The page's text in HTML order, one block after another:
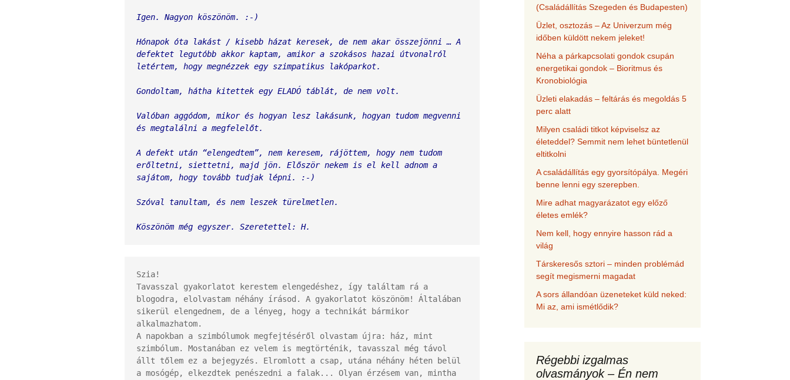
Igen. Nagyon köszönöm. :-)
Hónapok óta lakást / kisebb házat keresek, de nem akar összejönni … A
defektet legutóbb akkor kaptam, amikor a szokásos hazai útvonalról
letértem, hogy megnézzek egy szimpatikus lakóparkot.
Gondoltam, hátha kitettek egy ELADÓ táblát, de nem volt.
Valóban aggódom, mikor és hogyan lesz lakásunk, hogyan tudom megvenni
és megtalálni a megfelelőt.
A defekt után “elengedtem”, nem keresem, rájöttem, hogy nem tudom
erőltetni, siettetni, majd jön. Először nekem is el kell adnom a
sajátom, hogy tovább tudjak lépni. :-)
Szóval tanultam, és nem leszek türelmetlen.
Köszönöm még egyszer. Szeretettel: H.
Tavasszal gyakorlatot kerestem elengedéshez, így találtam rá a
blogodra, elolvastam néhány írásod. A gyakorlatot köszönöm! Általában
sikerül elengednem, de a lényeg, hogy a technikát bármikor
alkalmazhatom.
A napokban a szimbólumok megfejtéséről olvastam újra: ház, mint
szimbólum. Mostanában ez velem is megtörténik, tavasszal még távol
állt tőlem ez a bejegyzés. Elromlott a csap, utána néhány héten belül
a mosógép, elkezdtek penészedni a falak... Olyan érzésem van, mintha
(Családállítás Szegeden és Budapesten)
Üzlet, osztozás – Az Univerzum még
időben küldött nekem jeleket!
Néha a párkapcsolati gondok csupán
energetikai gondok – Bioritmus és
Kronobiológia
Üzleti elakadás – feltárás és megoldás 5
perc alatt
Milyen családi titkot képviselsz az
életeddel? Semmit nem lehet büntetlenül
eltitkolni
A családállítás egy gyorsítópálya. Megéri
benne lenni egy szerepben.
Mire adhat magyarázatot egy előző
életes emlék?
Nem kell, hogy ennyire hasson rád a
világ
Társkeresős sztori – minden problémád
segít megismerni magadat
A sors állandóan üzeneteket küld neked:
Mi az, ami ismétlődik?
Régebbi izgalmas
olvasmányok – Én nem